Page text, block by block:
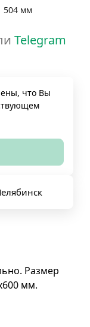
504 мм
Telegram
что Вы
Размер
мм.